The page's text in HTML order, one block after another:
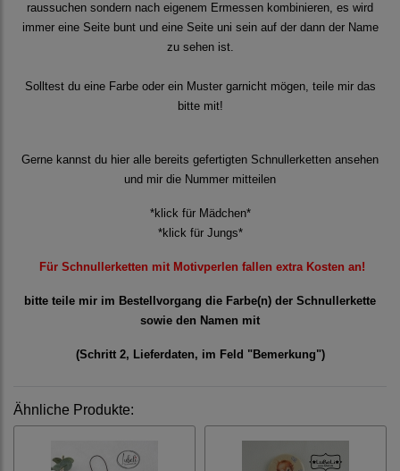
raussuchen sondern nach eigenem Ermessen kombinieren, es wird
immer eine Seite bunt und eine Seite uni sein auf der dann der Name
zu sehen ist.
Solltest du eine Farbe oder ein Muster garnicht mögen, teile mir das
bitte mit!
Gerne kannst du hier alle bereits gefertigten Schnullerketten ansehen
und mir die Nummer mitteilen
*klick für Mädchen*
*klick für Jungs*
Für Schnullerketten mit Motivperlen fallen extra Kosten an!
bitte teile mir im Bestellvorgang die Farbe(n) der Schnullerkette
sowie den Namen mit
(Schritt 2, Lieferdaten, im Feld "Bemerkung")
Ähnliche Produkte: